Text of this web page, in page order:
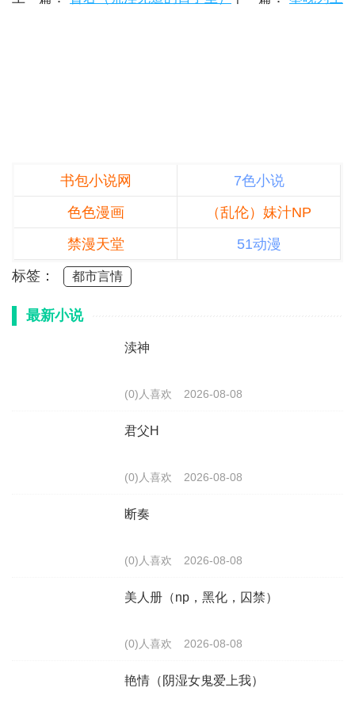
书包小说网
7色小说
色色漫画
（乱伦）妹汁NP
禁漫天堂
51动漫
标签：
都市言情
最新小说
渎神
(0)人喜欢 2026-08-08
君父H
(0)人喜欢 2026-08-08
断奏
(0)人喜欢 2026-08-08
美人册（np，黑化，囚禁）
(0)人喜欢 2026-08-08
艳情（阴湿女鬼爱上我）